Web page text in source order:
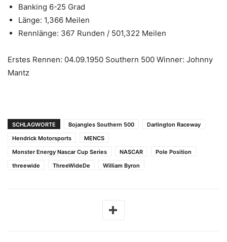
Banking 6-25 Grad
Länge: 1,366 Meilen
Rennlänge: 367 Runden / 501,322 Meilen
Erstes Rennen: 04.09.1950 Southern 500 Winner: Johnny
Mantz
SCHLAGWORTE Bojangles Southern 500
Darlington Raceway
Hendrick Motorsports
MENCS
Monster Energy Nascar Cup Series
NASCAR
Pole Position
threewide
ThreeWideDe William Byron